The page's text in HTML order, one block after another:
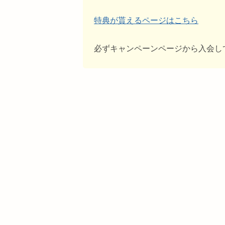
特典が貰えるページはこちら
必ずキャンペーンページから入会